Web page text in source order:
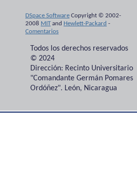
DSpace Software Copyright © 2002-
2008 MITand Hewlett-Packard -
Comentarios
Todos los derechos reservados
© 2024
Dirección: Recinto Universitario
"Comandante Germán Pomares
Ordóñez". León, Nicaragua